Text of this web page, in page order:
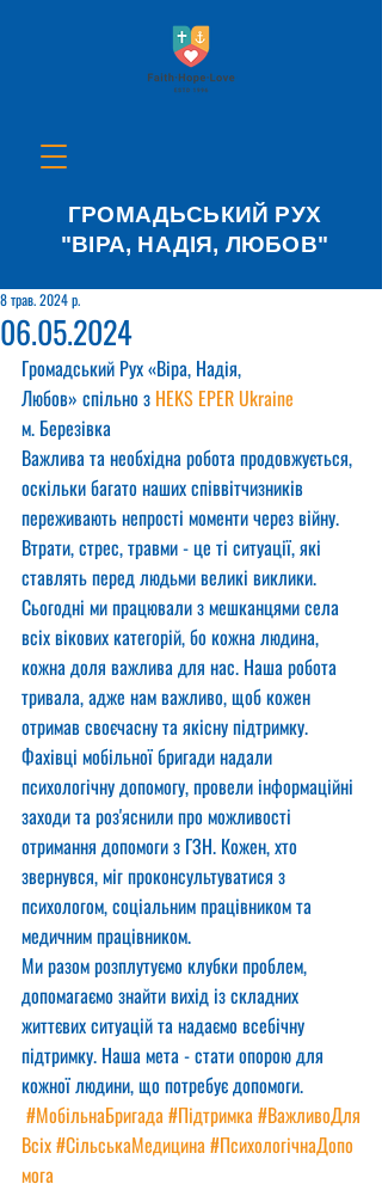
ГРОМАДЬСЬКИЙ РУХ
"ВІРА, НАДІЯ, ЛЮБОВ"
06.05.2024
8 трав. 2024 р.
Громадський Рух «Віра, Надія,
Любов» спільно з HEKS EPER Ukraine
м. Березівка
Важлива та необхідна робота продовжується,
оскільки багато наших співвітчизників
переживають непрості моменти через війну.
Втрати, стрес, травми - це ті ситуації, які
ставлять перед людьми великі виклики.
Сьогодні ми працювали з мешканцями села
всіх вікових категорій, бо кожна людина,
кожна доля важлива для нас. Наша робота
тривала, адже нам важливо, щоб кожен
отримав своєчасну та якісну підтримку.
Фахівці мобільної бригади надали
психологічну допомогу, провели інформаційні
заходи та роз'яснили про можливості
отримання допомоги з ГЗН. Кожен, хто
звернувся, міг проконсультуватися з
психологом, соціальним працівником та
медичним працівником.
Ми разом розплутуємо клубки проблем,
допомагаємо знайти вихід із складних
життєвих ситуацій та надаємо всебічну
підтримку. Наша мета - стати опорою для
кожної людини, що потребує допомоги.
#МобільнаБригада#Підтримка#ВажливоДля
Всіх#СільськаМедицина#ПсихологічнаДопо
мога